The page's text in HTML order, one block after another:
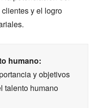
y el logro
humano:
y objetivos
talento humano